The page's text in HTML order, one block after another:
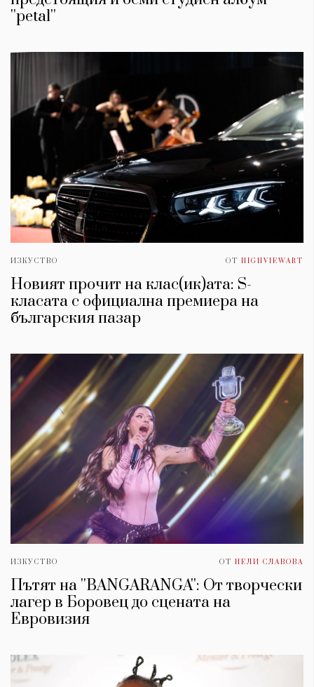
''petal''
ИЗКУСТВО ОТ HIGHVIEWART
Новият прочит на клас(ик)ата: S-
класата с официална премиера на
българския пазар
ИЗКУСТВО ОТ НЕЛИ СЛАВОВА
Пътят на ''BANGARANGA'': От творчески
лагер в Боровец до сцената на
Евровизия